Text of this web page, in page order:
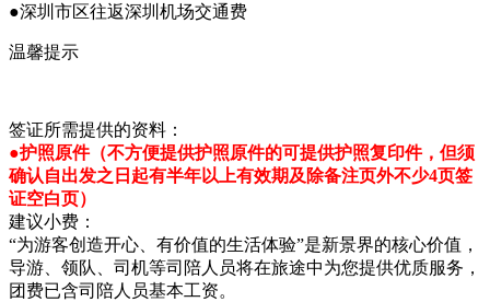
●深圳市区往返深圳机场交通费
温馨提示
签证所需提供的资料：
●护照原件（不方便提供护照原件的可提供护照复印件，但须
确认自出发之日起有半年以上有效期及除备注页外不少4页签
证空白页）
建议小费：
“为游客创造开心、有价值的生活体验”是新景界的核心价值，
导游、领队、司机等司陪人员将在旅途中为您提供优质服务，
团费已含司陪人员基本工资。